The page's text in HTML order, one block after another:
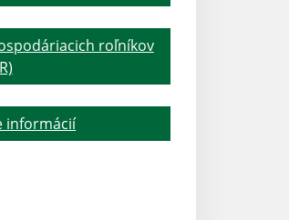
roľníkov
informácií